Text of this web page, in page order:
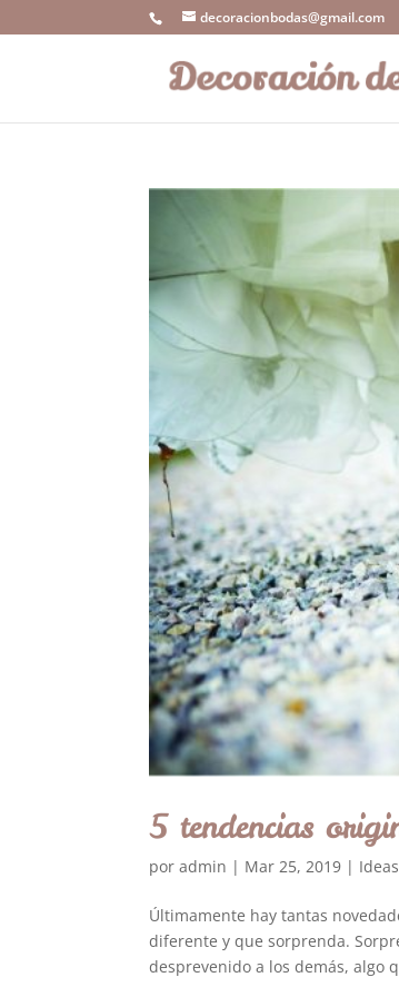
decoracionbodas@gmail.com
5 tendencias
poradmin | Mar 25, 2019 |
Últimamente hay tantas
diferente y que sorprenda.
desprevenido a los demás, algo